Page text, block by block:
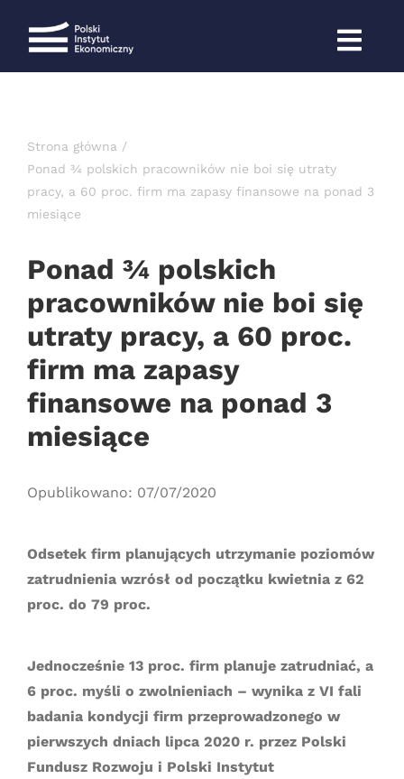
Strona główna
Ponad ¾ polskich pracowników nie boi się utraty
pracy, a 60 proc. firm ma zapasy finansowe na ponad 3
miesiące
Ponad ¾ polskich
pracowników nie boi się
utraty pracy, a 60 proc.
firm ma zapasy
finansowe na ponad 3
miesiące
Opublikowano: 07/07/2020
Odsetek firm planujących utrzymanie poziomów
zatrudnienia wzrósł od początku kwietnia z 62
proc. do 79 proc.
Jednocześnie 13 proc. firm planuje zatrudniać, a
6 proc. myśli o zwolnieniach – wynika z VI fali
badania kondycji firm przeprowadzonego w
pierwszych dniach lipca 2020 r. przez Polski
Fundusz Rozwoju i Polski Instytut